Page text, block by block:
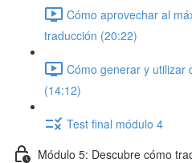
Cómo aprovechar al
traducción (20:22)
Cómo generar y utilizar
(14:12)
Test final módulo 4
Módulo 5: Descubre cómo